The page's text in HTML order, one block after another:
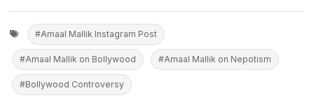
#Amaal Mallik Instagram Post
#Amaal Mallik on Bollywood #Amaal Mallik on Nepotism
#Bollywood Controversy